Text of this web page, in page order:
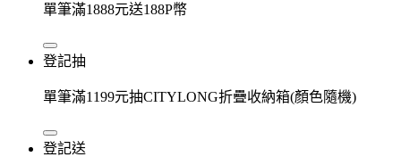
單筆滿1888元送188P幣
登記抽
單筆滿1199元抽CITYLONG折疊收納箱(顏色隨機)
登記送